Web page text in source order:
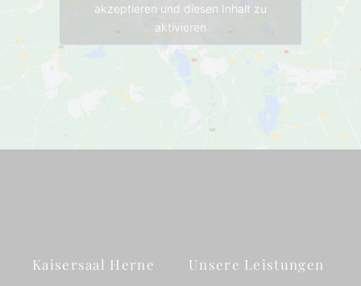
akzeptieren und diesen Inhalt zu
aktivieren
Kaisersaal Herne Unsere Leistungen